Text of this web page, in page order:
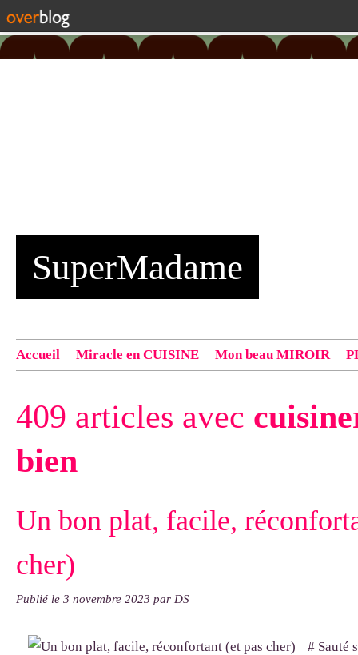
SuperMadame
Accueil Miracle en CUISINE Mon beau MIROIR
exemple : "Bonnet cloche From Annie", "Veste Rue
409 articles avec
bien
Un bon plat, facile,
cher)
Publié le 3 novembre 2023 par DS
# Sauté